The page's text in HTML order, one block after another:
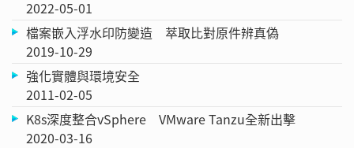
2022-05-01
檔案嵌入浮水印防變造 萃取比對原件辨真偽
2019-10-29
強化實體與環境安全
2011-02-05
K8s深度整合vSphere VMware Tanzu全新出擊
2020-03-16